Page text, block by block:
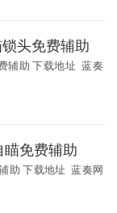
头免费辅助
址 蓝奏
瞄免费辅助
奏网